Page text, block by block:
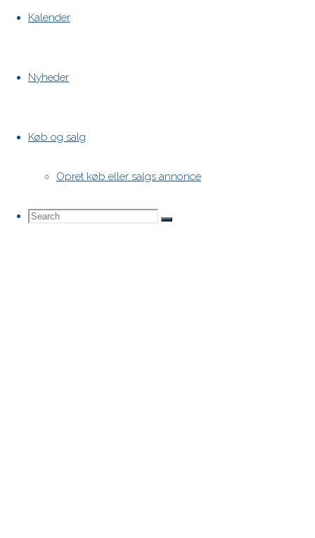
Kalender
Nyheder
Køb og salg
Opret køb eller salgs annonce
Search
Search
Search